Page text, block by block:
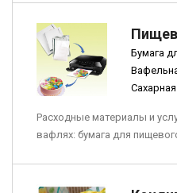
Бумага
Расходные материалы и
вафлях: бумага для